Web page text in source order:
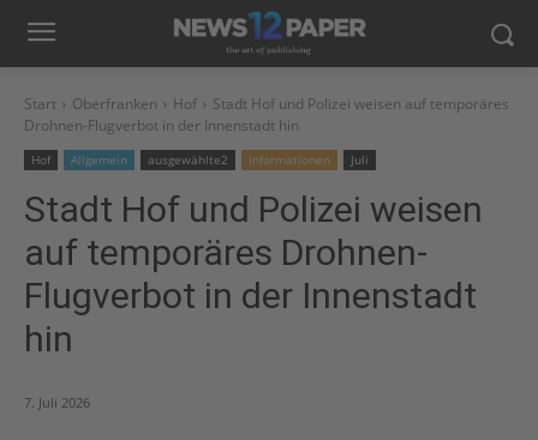
Start Oberfranken Hof
Stadt Hof und Polizei weisen auf temporäres
Drohnen-Flugverbot in der Innenstadt hin
Hof Allgemein ausgewählte2 Informationen Juli
Stadt Hof und Polizei weisen
auf temporäres Drohnen-
Flugverbot in der Innenstadt
hin
7. Juli 2026